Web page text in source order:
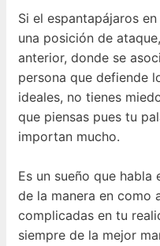
Si el espantapájaros
una posición de
anterior, donde se
persona que defiende
ideales, no tienes
que piensas pues tu
importan mucho.
Es un sueño que
de la manera en como
complicadas en tu
siempre de la mejor